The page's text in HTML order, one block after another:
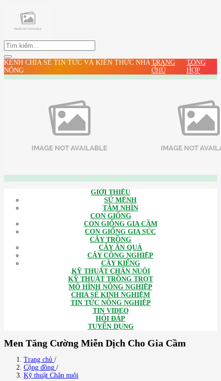
KÊNH CHIA SẺ TIN TỨC VÀ KIẾN THỨC NHÀ
NÔNG
TRANG
CHỦ
TỔNG
HỢP
GIỚI THIỆU
SỨ MỆNH
TÂM NHÌN
CON GIỐNG
CON GIỐNG GIA CẦM
CON GIỐNG GIA SÚC
CÂY TRỒNG
CÂY ĂN QUẢ
CÂY CÔNG NGHIỆP
CÂY KIỂNG
KỸ THUẬT CHĂN NUÔI
KỸ THUẬT TRỒNG TRỌT
MÔ HÌNH NÔNG NGHIỆP
CHIA SẺ KINH NGHIỆM
TIN TỨC NÔNG NGHIỆP
TIN VIDEO
HỎI ĐÁP
TUYỂN DỤNG
Men Tăng Cường Miễn Dịch Cho Gia Cầm
Trang chủ /
Cộng đồng /
Kỹ thuật Chăn nuôi